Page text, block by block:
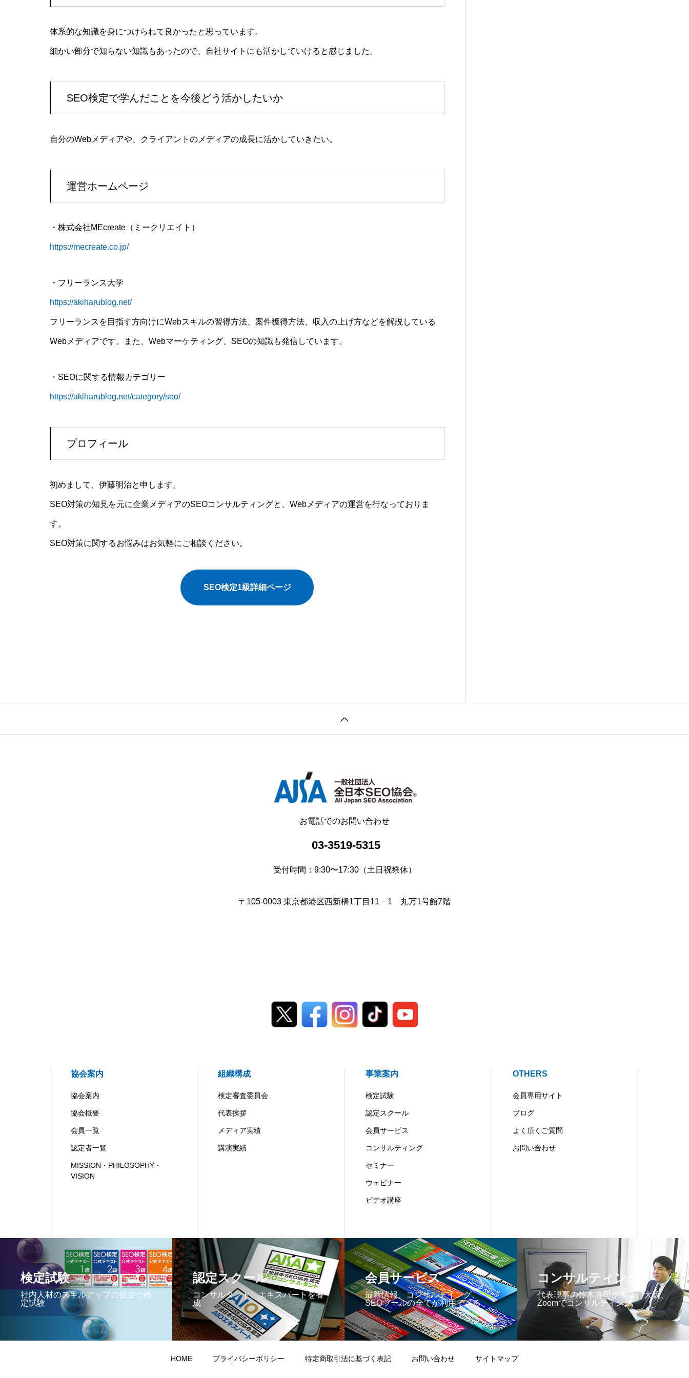
体系的な知識を身につけられて良かったと思っています。
細かい部分で知らない知識もあったので、自社サイトにも活かしていけると感じました。
SEO検定で学んだことを今後どう活かしたいか
自分のWebメディアや、クライアントのメディアの成長に活かしていきたい。
運営ホームページ
・株式会社MEcreate（ミークリエイト）
https://mecreate.co.jp/
・フリーランス大学
https://akiharublog.net/
フリーランスを目指す方向けにWebスキルの習得方法、案件獲得方法、収入の上げ方などを解説している
Webメディアです。また、Webマーケティング、SEOの知識も発信しています。
・SEOに関する情報カテゴリー
https://akiharublog.net/category/seo/
プロフィール
初めまして、伊藤明治と申します。
SEO対策の知見を元に企業メディアのSEOコンサルティングと、Webメディアの運営を行なっておりま
す。
SEO対策に関するお悩みはお気軽にご相談ください。
SEO検定1級詳細ページ
お電話でのお問い合わせ
03-3519-5315
受付時間：9:30〜17:30（土日祝祭休）
〒105-0003 東京都港区西新橋1丁目11－1 丸万1号館7階
協会案内
協会案内
協会概要
会員一覧
認定者一覧
MISSION・PHILOSOPHY・
VISION
組織構成
検定審査委員会
代表挨拶
メディア実績
講演実績
事業案内
検定試験
認定スクール
会員サービス
コンサルティング
セミナー
ウェビナー
ビデオ講座
OTHERS
会員専用サイト
ブログ
よく頂くご質問
お問い合わせ
検定試験
社内人材のスキルアップに役立つ検
定試験
認定スクール
コンサルタント、エキスパートを養
成
会員サービス
最新情報、コンサルテイング、
SEOツールの全てが利用できる
コンサルティング
代表理事の鈴木将司が東京、大阪、
Zoomでコンサルティング
HOME プライバシーポリシー 特定商取引法に基づく表記 お問い合わせ サイトマップ